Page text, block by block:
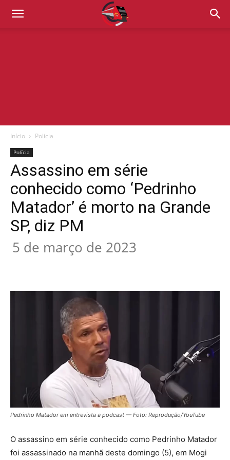
Início Polícia
Polícia
Assassino em série
conhecido como ‘Pedrinho
Matador’ é morto na Grande
SP, diz PM
5 de março de 2023
Pedrinho Matador em entrevista a podcast — Foto: Reprodução/YouTube
O assassino em série conhecido como Pedrinho Matador
foi assassinado na manhã deste domingo (5), em Mogi